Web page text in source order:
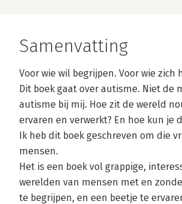
Samenvatting
Voor wie wil begrijpen. Voor wie
Dit boek gaat over autisme. Niet
autisme bij mij. Hoe zit de wereld
ervaren en verwerkt? En hoe kun je
Ik heb dit boek geschreven om die
mensen.
Het is een boek vol grappige,
werelden van mensen met en
te begrijpen, en een beetje te